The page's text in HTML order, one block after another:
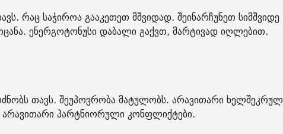
რაც საჭიროა გააკეთეთ მშვიდად. შეინარჩუნეთ სიმშვიდე
ენერგოტონუსი დაბალი გაქვთ, მარტივად იღლებით.
თავს. შეუპოვრობა მატულობს. არავითარი
პარტნიორული კონფლიქტები.